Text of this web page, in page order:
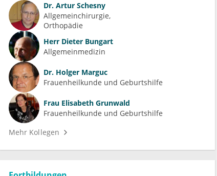
Dr. Artur Schesny
Allgemeinchirurgie
Orthopädie
Herr Dieter Bungart
Allgemeinmedizin
Dr. Holger Marguc
Frauenheilkunde und Geburtshilfe
Frau Elisabeth Grunwald
Frauenheilkunde und Geburtshilfe
Mehr Kollegen